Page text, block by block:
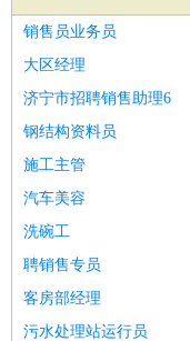
销售员业务员
大区经理
济宁市招聘销售助理6
钢结构资料员
施工主管
汽车美容
洗碗工
聘销售专员
客房部经理
污水处理站运行员